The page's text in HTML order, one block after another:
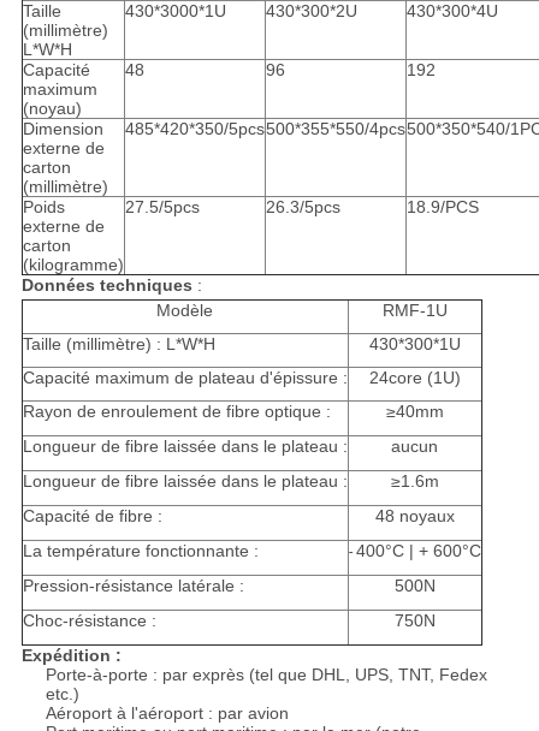
Taille
(millimètre)
L*W*H
430*3000*1U 430*300*2U 430*300*4U
Capacité
maximum
(noyau)
48 96 192
Dimension
externe de
carton
(millimètre)
485*420*350/5pcs500*355*550/4pcs500*350*540/
Poids
externe de
carton
(kilogramme)
27.5/5pcs 26.3/5pcs 18.9/PCS
Données techniques :
Modèle
RMF-1U
Taille (millimètre) : L*W*H
430*300*1U
Capacité maximum de plateau d'épissure :
24core (1U)
Rayon de enroulement de fibre optique :
≥40mm
Longueur de fibre laissée dans le plateau :
aucun
Longueur de fibre laissée dans le plateau :
≥1.6m
Capacité de fibre :
48 noyaux
La température fonctionnante :
- 400°C | + 600°C
Pression-résistance latérale :
500N
Choc-résistance :
750N
Expédition :
Porte-à-porte : par exprès (tel que DHL, UPS, TNT, Fedex
etc.)
Aéroport à l'aéroport : par avion